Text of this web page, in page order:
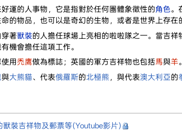
運的人事物，它是指對於任何團體象徵性的角色。
的物品，也可以是奇幻的生物，或者是世界上存在
著獸裝的人擔任球場上亮相的啦啦隊之一。當吉祥
機會擔任這項工作。
用禿鷹做為標誌；英國的軍方吉祥物也包括馬與羊。
與大熊貓、代表俄羅斯的北極熊 ，與代表澳大利亞的
裝吉祥物及郵票等(Youtube影片)